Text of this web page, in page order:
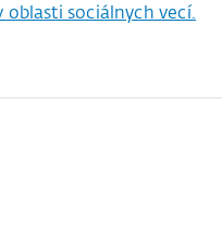
sociálnych vecí.